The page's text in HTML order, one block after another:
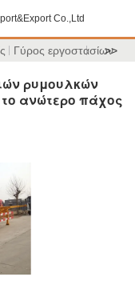
Co.,Ltd
Γύρος εργοστασίων
>>
ρυμουλκών
ανώτερο πάχος